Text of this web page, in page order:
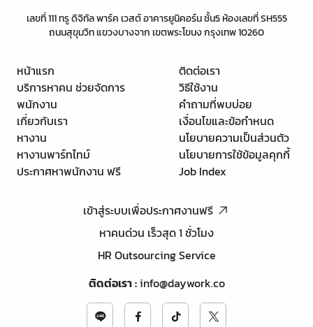
เลขที่ 111 ทรู ดิจิทัล พาร์ค เวสต์ อาคารยูนิคอร์น ชั้น5 ห้องเลขที่ SH555
ถนนสุขุมวิท แขวงบางจาก เขตพระโขนง กรุงเทพ 10260
หน้าแรก
บริการหาคน ช่วยจัดการ
พนักงาน
เกี่ยวกับเรา
หางาน
หางานพาร์ทไทม์
ประกาศหาพนักงาน ฟรี
ติดต่อเรา
วิธีใช้งาน
คำถามที่พบบ่อย
เงื่อนไขและข้อกำหนด
นโยบายความเป็นส่วนตัว
นโยบายการใช้ข้อมูลคุกกี้
Job Index
เข้าสู่ระบบเพื่อประกาศงานฟรี
หาคนด่วน เร็วสุด 1 ชั่วโมง
HR Outsourcing Service
ติดต่อเรา:info@daywork.co